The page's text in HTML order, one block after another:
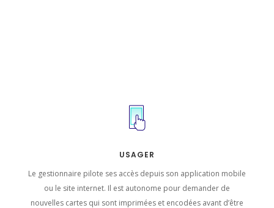
USAGER
Le gestionnaire pilote ses accès depuis son application mobile
ou le site internet. Il est autonome pour demander de
nouvelles cartes qui sont imprimées et encodées avant d’être